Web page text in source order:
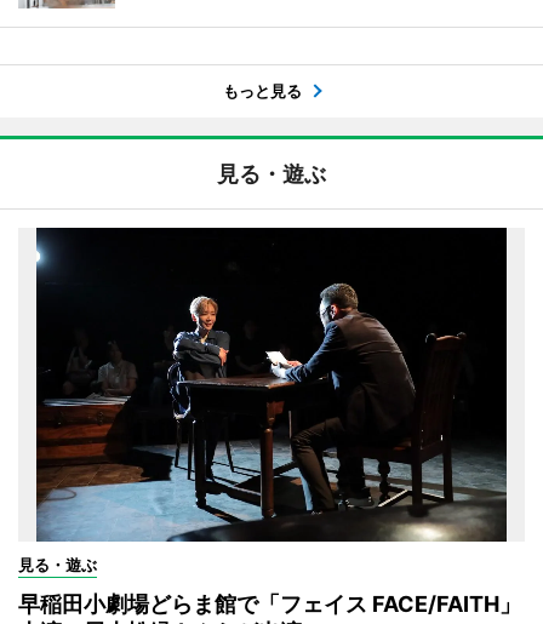
もっと見る
見る・遊ぶ
見る・遊ぶ
早稲田小劇場どらま館で「フェイス FACE/FAITH」